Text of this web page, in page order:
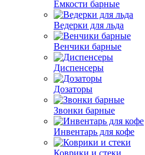
Емкости барные
Ведерки для льда
Венчики барные
Диспенсеры
Дозаторы
Звонки барные
Инвентарь для кофе
Коврики и стеки